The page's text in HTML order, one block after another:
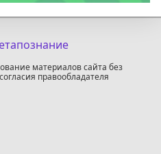
материалов сайта без
правообладателя